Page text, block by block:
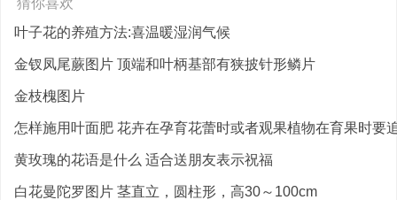
猜你喜欢
叶子花的养殖方法:喜温暖湿润气候
金钗凤尾蕨图片 顶端和叶柄基部有狭披针形鳞片
金枝槐图片
怎样施用叶面肥 花卉在孕育花蕾时或者观果植物在育果时要
黄玫瑰的花语是什么 适合送朋友表示祝福
白花曼陀罗图片 茎直立，圆柱形，高30～100cm